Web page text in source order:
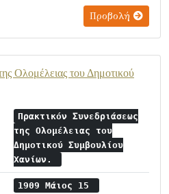
Προβολή
Ολομέλειας του Δημοτικού
Πρακτικόν Συνεδριάσεως
της Ολομέλειας του
Δημοτικού Συμβουλίου
Χανίων.
1909 Μάιος 15